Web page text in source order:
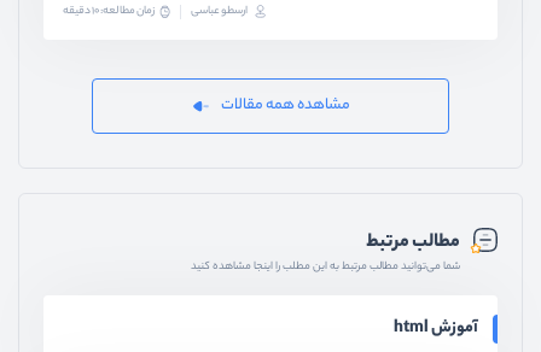
ارسطو عباسی زمان مطالعه: 10 دقیقه
مشاهده همه مقالات
مطالب مرتبط
شما می‌توانید مطالب مرتبط به این مطلب را اینجا مشاهده کنید
آموزش html